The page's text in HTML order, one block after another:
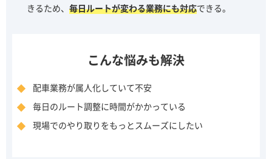
きるため、 毎日ルートが変わる業務にも対応できる。
こんな悩みも解決
配車業務が属人化していて不安
毎日のルート調整に時間がかかっている
現場でのやり取りをもっとスムーズにしたい